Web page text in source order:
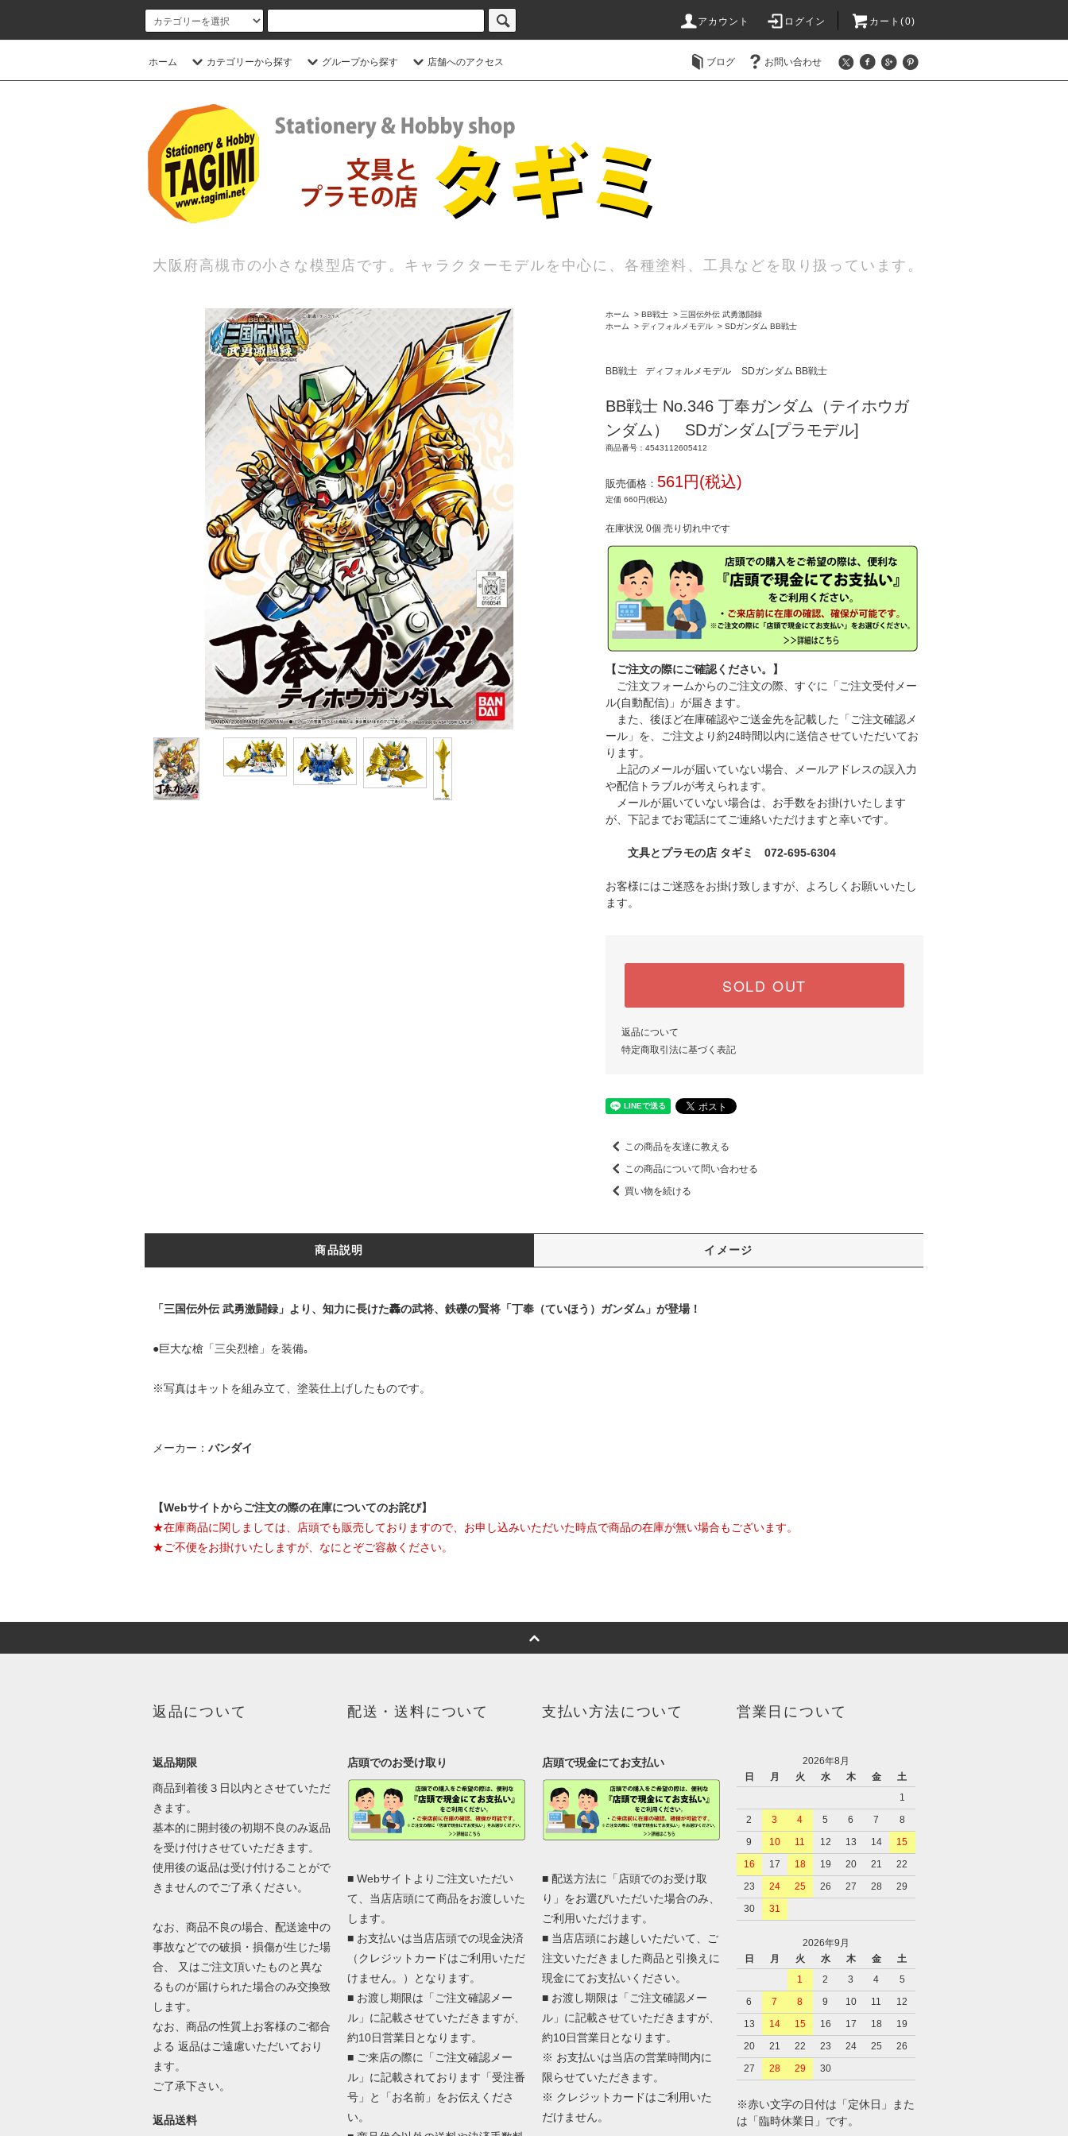
アカウント ログイン カート(0)
ホーム カテゴリーから探す グループから探す 店舗へのアクセス ブログ お問い合わせ
大阪府高槻市の小さな模型店です。キャラクターモデルを中心に、各種塗料、工具などを取り扱っています。
ホーム > BB戦士 > 三国伝外伝 武勇激闘録
ホーム
> ディフォルメモデル > SDガンダム BB戦士
BB戦士 ディフォルメモデル SDガンダム BB戦士
BB戦士 No.346 丁奉ガンダム（テイホウガ
ンダム） SDガンダム[プラモデル]
商品番号：4543112605412
販売価格： 561円(税込)
定価 660円(税込)
在庫状況 0個 売り切れ中です
【ご注文の際にご確認ください。】
ご注文フォームからのご注文の際、すぐに「ご注文受付メー
ル(自動配信)」が届きます。
また、後ほど在庫確認やご送金先を記載した「ご注文確認メ
ール」を、ご注文より約24時間以内に送信させていただいてお
ります。
上記のメールが届いていない場合、メールアドレスの誤入力
や配信トラブルが考えられます。
メールが届いていない場合は、お手数をお掛けいたします
が、下記までお電話にてご連絡いただけますと幸いです。
文具とプラモの店 タギミ 072-695-6304
お客様にはご迷惑をお掛け致しますが、よろしくお願いいたし
ます。
SOLD OUT
返品について
特定商取引法に基づく表記
この商品を友達に教える
この商品について問い合わせる
買い物を続ける
商品説明 イメージ
「三国伝外伝 武勇激闘録」より、知力に長けた轟の武将、鉄礫の賢将「丁奉（ていほう）ガンダム」が登場！
●巨大な槍「三尖烈槍」を装備｡
※写真はキットを組み立て、塗装仕上げしたものです。
メーカー： バンダイ
【Webサイトからご注文の際の在庫についてのお詫び】
★在庫商品に関しましては、店頭でも販売しておりますので、お申し込みいただいた時点で商品の在庫が無い場合もございます。
★ご不便をお掛けいたしますが、なにとぞご容赦ください。
返品について
返品期限
商品到着後３日以内とさせていただ
きます。
基本的に開封後の初期不良のみ返品
を受け付けさせていただきます。
使用後の返品は受け付けることがで
きませんのでご了承ください。
なお、商品不良の場合、配送途中の
事故などでの破損・損傷が生じた場
合、 又はご注文頂いたものと異な
るものが届けられた場合のみ交換致
します。
なお、商品の性質上お客様のご都合
よる 返品はご遠慮いただいており
ます。
ご了承下さい。
返品送料
配送・送料について
店頭でのお受け取り
■ Webサイトよりご注文いただい
て、当店店頭にて商品をお渡しいた
します。
■ お支払いは当店店頭での現金決済
（クレジットカードはご利用いただ
けません。）となります。
■ お渡し期限は「ご注文確認メー
ル」に記載させていただきますが、
約10日営業日となります。
■ ご来店の際に「ご注文確認メー
ル」に記載されております「受注番
号」と「お名前」をお伝えくださ
い。
支払い方法について
店頭で現金にてお支払い
■ 配送方法に「店頭でのお受け取
り」をお選びいただいた場合のみ、
ご利用いただけます。
■ 当店店頭にお越しいただいて、ご
注文いただきました商品と引換えに
現金にてお支払いください。
■ お渡し期限は「ご注文確認メー
ル」に記載させていただきますが、
約10日営業日となります。
※ お支払いは当店の営業時間内に
限らせていただきます。
※ クレジットカードはご利用いた
だけません。
営業日について
2026年8月
日
月 火 水 木 金
土
1
2
3 4 5 6 7
8
9
10 11 12 13 14
15
16
17 18 19 20 21
22
23
24 25 26 27 28
29
30
31
2026年9月
日
月 火 水 木 金
土
1
2 3 4
5
6
7 8 9 10 11
12
13
14 15 16 17 18
19
20
21 22 23 24 25
26
27
28 29 30
※赤い文字の日付は「定休日」また
は「臨時休業日」です。